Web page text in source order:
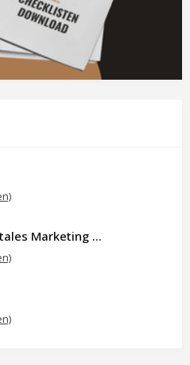
Jasmin Schwanke – Digitales Marketing & KI-gestützte Contenterstellung